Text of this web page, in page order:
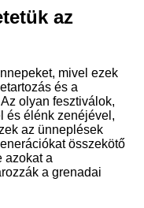
az
mivel ezek
és a
olyan fesztiválok,
és élénk zenéjével,
az ünneplések
összekötő
azokat a
a grenadai